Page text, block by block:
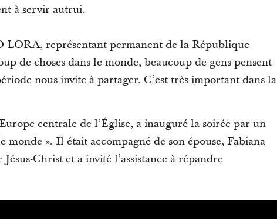
à servir autrui.
LORA, représentant permanent de la République
de choses dans le monde, beaucoup de gens pensent
nous invite à partager. C’est très important dans la
centrale de l’Église, a inauguré la soirée par un
». Il était accompagné de son épouse, Fabiana
Christ et a invité l’assistance à répandre